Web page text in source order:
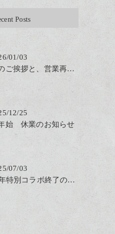
Posts
01/03
新年のご挨拶と、営業再開のお知らせ
12/25
始 休業のお知らせ
07/03
11周年特別コラボ終了のお知らせ